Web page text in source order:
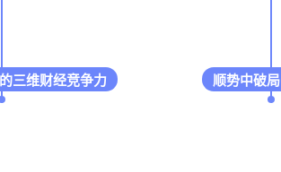
维财经竞争力 顺势中破局